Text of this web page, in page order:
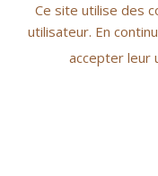
cette tradition
symbolique.
nombreux fidèles
Ce site utilise des
utilisateur. En
accepter leur